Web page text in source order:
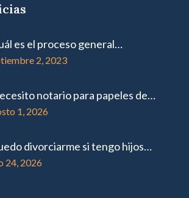
es el proceso general…
2, 2023
notario para papeles de…
1, 2026
divorciarme si tengo hijos…
24, 2026